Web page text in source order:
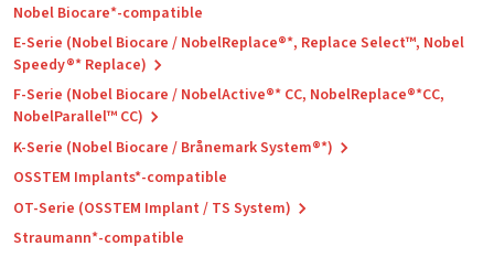
Nobel Biocare*-compatible
E-Serie (Nobel Biocare / NobelReplace®*, Replace Select™, Nobel
Speedy®* Replace)
F-Serie (Nobel Biocare / NobelActive®* CC, NobelReplace®*CC,
NobelParallel™ CC)
K-Serie (Nobel Biocare / Brånemark System®*)
OSSTEM Implants*-compatible
OT-Serie (OSSTEM Implant / TS System)
Straumann*-compatible